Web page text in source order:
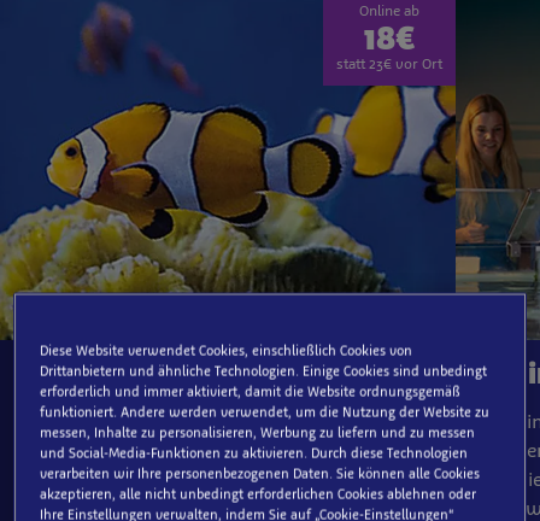
Online ab
18€
statt 23€ vor Ort
Eintrittsticket
Buche jetzt dein Ticket vorab online und spare
gegenüber dem Preis vor Ort. Bei Buchung bis
zu einem Tag vor dem Besuch kannst du bis zu
20% sparen. Unsere Onlinetickets enthalten
Wirf
Diese Website verwendet Cookies, einschließlich Cookies von
Drittanbietern und ähnliche Technologien. Einige Cookies sind unbedingt
erforderlich und immer aktiviert, damit die Website ordnungsgemäß
funktioniert. Andere werden verwendet, um die Nutzung der Website zu
messen, Inhalte zu personalisieren, Werbung zu liefern und zu messen
und Social-Media-Funktionen zu aktivieren. Durch diese Technologien
verarbeiten wir Ihre personenbezogenen Daten. Sie können alle Cookies
akzeptieren, alle nicht unbedingt erforderlichen Cookies ablehnen oder
Ihre Einstellungen verwalten, indem Sie auf „Cookie-Einstellungen“